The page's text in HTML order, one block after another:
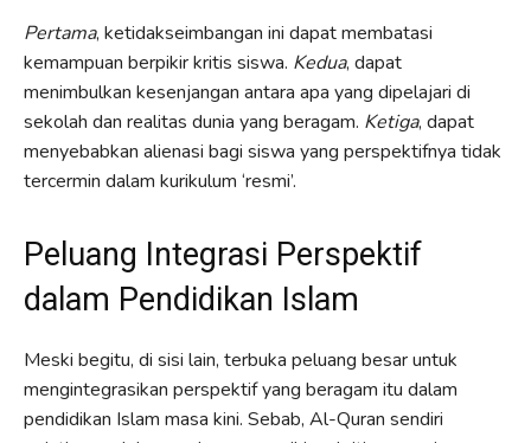
Pertama, ketidakseimbangan ini dapat membatasi
kemampuan berpikir kritis siswa. Kedua, dapat
menimbulkan kesenjangan antara apa yang dipelajari di
sekolah dan realitas dunia yang beragam. Ketiga, dapat
menyebabkan alienasi bagi siswa yang perspektifnya tidak
tercermin dalam kurikulum ‘resmi’.
Peluang Integrasi Perspektif
dalam Pendidikan Islam
Meski begitu, di sisi lain, terbuka peluang besar untuk
mengintegrasikan perspektif yang beragam itu dalam
pendidikan Islam masa kini. Sebab, Al-Quran sendiri